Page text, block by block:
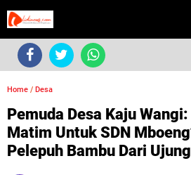
Home / Desa
Pemuda Desa Kaju
Matim Untuk SDN
Pelepuh Bambu Dari